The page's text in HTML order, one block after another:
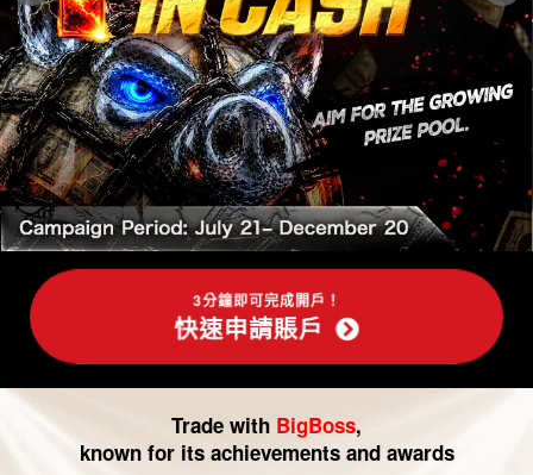
官
網)
-
外
匯
交
易|
CFD
交
易
3分鐘即可完成開戶！
快速申請賬戶
Trade with BigBoss,
known for its achievements and awards